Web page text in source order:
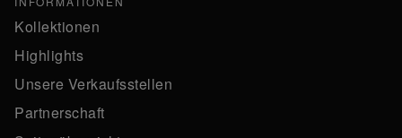
Kollektionen
Highlights
Unsere Verkaufsstellen
Partnerschaft